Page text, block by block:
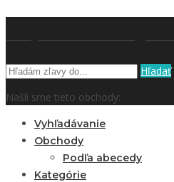
Hľadať
Našli sme tieto obchody:
Vyhľadávanie
Obchody
Podľa abecedy
Kategórie